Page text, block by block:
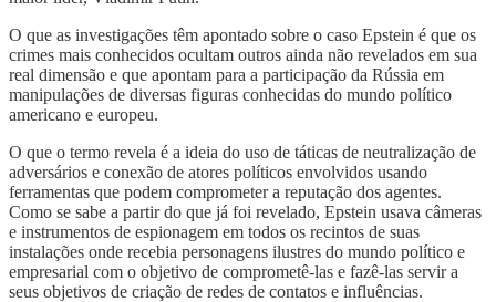
O que as investigações têm apontado sobre o caso Epstein é que os
crimes mais conhecidos ocultam outros ainda não revelados em sua
real dimensão e que apontam para a participação da Rússia em
manipulações de diversas figuras conhecidas do mundo político
americano e europeu.
O que o termo revela é a ideia do uso de táticas de neutralização de
adversários e conexão de atores políticos envolvidos usando
ferramentas que podem comprometer a reputação dos agentes.
Como se sabe a partir do que já foi revelado, Epstein usava câmeras
e instrumentos de espionagem em todos os recintos de suas
instalações onde recebia personagens ilustres do mundo político e
empresarial com o objetivo de comprometê-las e fazê-las servir a
seus objetivos de criação de redes de contatos e influências.